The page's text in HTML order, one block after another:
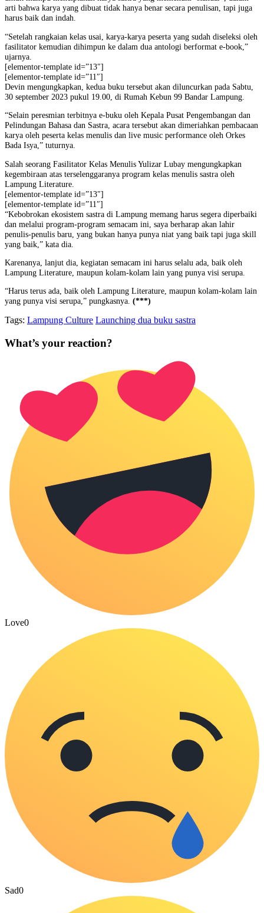
arti bahwa karya yang dibuat tidak hanya benar secara penulisan, tapi juga
harus baik dan indah.
“Setelah rangkaian kelas usai, karya-karya peserta yang sudah diseleksi oleh
fasilitator kemudian dihimpun ke dalam dua antologi berformat e-book,”
ujarnya.
[elementor-template id=”13″]
[elementor-template id=”11″]
Devin mengungkapkan, kedua buku tersebut akan diluncurkan pada Sabtu,
30 september 2023 pukul 19.00, di Rumah Kebun 99 Bandar Lampung.
“Selain peresmian terbitnya e-buku oleh Kepala Pusat Pengembangan dan
Pelindungan Bahasa dan Sastra, acara tersebut akan dimeriahkan pembacaan
karya oleh peserta kelas menulis dan live music performance oleh Orkes
Bada Isya,” tuturnya.
Salah seorang Fasilitator Kelas Menulis Yulizar Lubay mengungkapkan
kegembiraan atas terselenggaranya program kelas menulis sastra oleh
Lampung Literature.
[elementor-template id=”13″]
[elementor-template id=”11″]
“Kebobrokan ekosistem sastra di Lampung memang harus segera diperbaiki
dan melalui program-program semacam ini, saya berharap akan lahir
penulis-penulis baru, yang bukan hanya punya niat yang baik tapi juga skill
yang baik,” kata dia.
Karenanya, lanjut dia, kegiatan semacam ini harus selalu ada, baik oleh
Lampung Literature, maupun kolam-kolam lain yang punya visi serupa.
“Harus terus ada, baik oleh Lampung Literature, maupun kolam-kolam lain
yang punya visi serupa,” pungkasnya. (***)
Tags: Lampung Culture Launching dua buku sastra
What’s your reaction?
Love0
Sad0